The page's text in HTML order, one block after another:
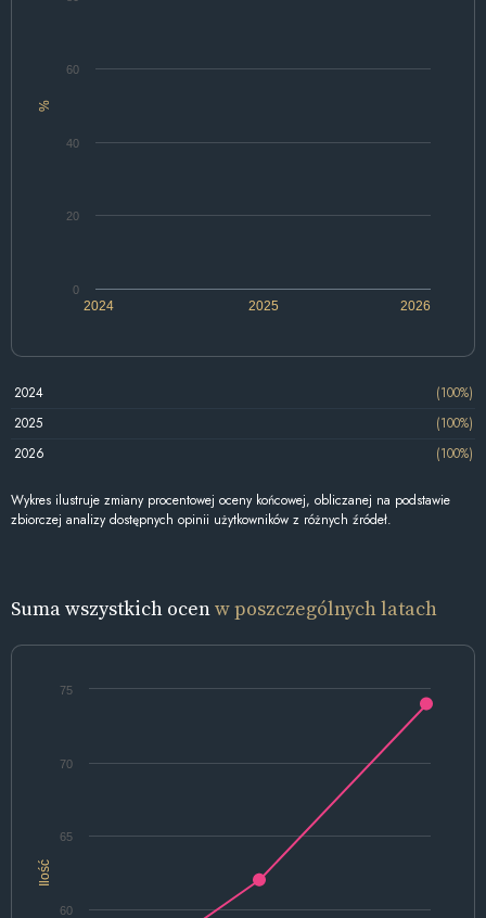
%
2024 2025 2026
0
20
40
60
2024
(100%)
2025
(100%)
2026
(100%)
Wykres ilustruje zmiany procentowej oceny końcowej, obliczanej na podstawie
zbiorczej analizy dostępnych opinii użytkowników z różnych źródeł.
Suma wszystkich ocenw poszczególnych latach
Ilość
60
65
70
75